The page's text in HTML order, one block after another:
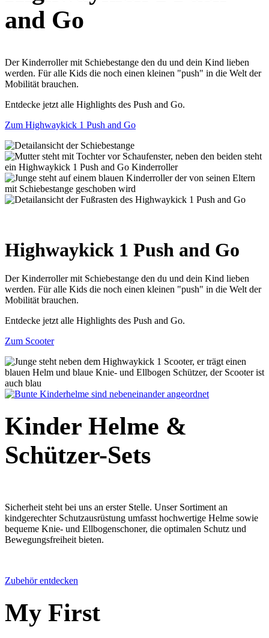
and Go
Der Kinderroller mit Schiebestange den du und dein Kind lieben
werden. Für alle Kids die noch einen kleinen "push" in die Welt der
Mobilität brauchen.
Entdecke jetzt alle Highlights des Push and Go.
Zum Highwaykick 1 Push and Go
Highwaykick 1 Push and Go
Der Kinderroller mit Schiebestange den du und dein Kind lieben
werden. Für alle Kids die noch einen kleinen "push" in die Welt der
Mobilität brauchen.
Entdecke jetzt alle Highlights des Push and Go.
Zum Scooter
Kinder Helme &
Schützer-Sets
Sicherheit steht bei uns an erster Stelle. Unser Sortiment an
kindgerechter Schutzausrüstung umfasst hochwertige Helme sowie
bequeme Knie- und Ellbogenschoner, die optimalen Schutz und
Bewegungsfreiheit bieten.
Zubehör entdecken
My First